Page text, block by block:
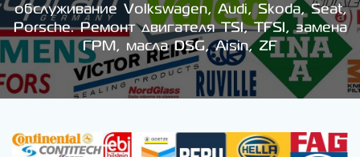
обслуживание Volkswagen, Audi, Skoda, Seat,
Porsche. Ремонт двигателя TSI, TFSI, замена
ГРМ, масла DSG, Aisin, ZF